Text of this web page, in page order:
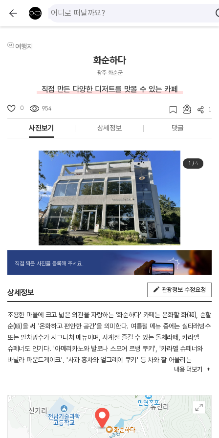
여행지
화순하다
광주 화순군
직접 만든 다양한 디저트를 맛볼 수 있는 카페
0 954 1
사진보기 상세정보 댓글
1/4
직접 찍은 사진을 등록해 주세요.
상세정보 관광정보 수정요청
조용한 마을에 크고 넓은 외관을 자랑하는 ‘화순하다’ 카페는 온화할 화(和), 순할
순(順)을 써 '온화하고 편안한 공간'을 의미한다. 여름철 메뉴 중에는 실타래빙수
또는 말차빙수가 시그니처 메뉴이며, 사계절 즐길 수 있는 돌체라떼, 카라멜
슈페너도 인기다. '아메리카노와 발로나 스모어 르뱅 쿠키', '카라멜 슈페너와
바닐라 파운드케이크', '사과 홍차와 얼그레이 쿠키' 등 차와 잘 어울리는
디저트를 추천해주기도 한다. 모든 베이커리류는 직접 만들고 있다.
야외공간과 1층을 이용할 수 있다.
내용 더보기